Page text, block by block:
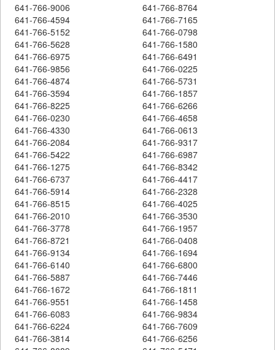
641-766-9006
641-766-8764
641-766-4594
641-766-7165
641-766-5152
641-766-0798
641-766-5628
641-766-1580
641-766-6975
641-766-6491
641-766-9856
641-766-0225
641-766-4874
641-766-5731
641-766-3594
641-766-1857
641-766-8225
641-766-6266
641-766-0230
641-766-4658
641-766-4330
641-766-0613
641-766-2084
641-766-9317
641-766-5422
641-766-6987
641-766-1275
641-766-8342
641-766-6737
641-766-4417
641-766-5914
641-766-2328
641-766-8515
641-766-4025
641-766-2010
641-766-3530
641-766-3778
641-766-1957
641-766-8721
641-766-0408
641-766-9134
641-766-1694
641-766-6140
641-766-6800
641-766-5887
641-766-7446
641-766-1672
641-766-1811
641-766-9551
641-766-1458
641-766-6083
641-766-9834
641-766-6224
641-766-7609
641-766-3814
641-766-6256